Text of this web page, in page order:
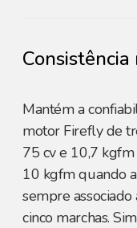
Consistência
Mantém a
motor Firefly de
75 cv e 10,7
10 kgfm quando
sempre
cinco marchas.